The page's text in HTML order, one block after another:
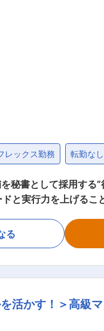
一フロアには建築
、1998年に建隆マ
レックス勤務 転勤な
社長直下で、会議・KPI・進捗を
がミッションです。 社長の
／一次対応 ・会議
資料補助、議事録
な進捗管理 ・3ヶ
る
活かす！＞高